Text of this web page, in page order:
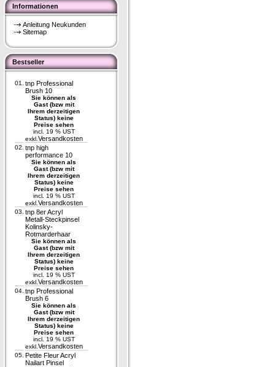
Informationen
Anleitung Neukunden
Sitemap
Bestseller
01.
tnp Professional
Brush 10
Sie können als
Gast (bzw mit
Ihrem derzeitigen
Status) keine
Preise sehen
incl. 19 % UST
exkl. Versandkosten
02. tnp high
performance 10
Sie können als
Gast (bzw mit
Ihrem derzeitigen
Status) keine
Preise sehen
incl. 19 % UST
exkl. Versandkosten
03. tnp 8er Acryl
Metall-Steckpinsel
Kolinsky-
Rotmarderhaar
Sie können als
Gast (bzw mit
Ihrem derzeitigen
Status) keine
Preise sehen
incl. 19 % UST
exkl. Versandkosten
04. tnp Professional
Brush 6
Sie können als
Gast (bzw mit
Ihrem derzeitigen
Status) keine
Preise sehen
incl. 19 % UST
exkl. Versandkosten
05. Petite Fleur Acryl
Nailart Pinsel